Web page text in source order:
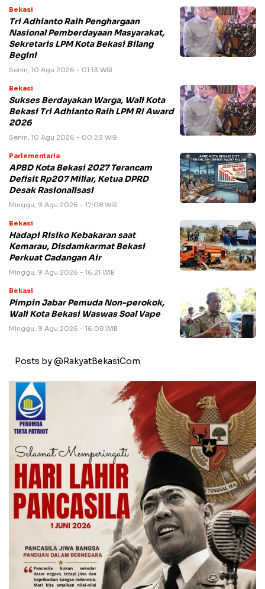
Bekasi
Tri Adhianto Raih Penghargaan
Nasional Pemberdayaan Masyarakat,
Sekretaris LPM Kota Bekasi Bilang
Begini
Senin, 10 Agu 2026 - 01:13 WIB
Bekasi
Sukses Berdayakan Warga, Wali Kota
Bekasi Tri Adhianto Raih LPM RI Award
2026
Senin, 10 Agu 2026 - 00:23 WIB
Parlementaria
APBD Kota Bekasi 2027 Terancam
Defisit Rp207 Miliar, Ketua DPRD
Desak Rasionalisasi
Minggu, 9 Agu 2026 - 17:08 WIB
Bekasi
Hadapi Risiko Kebakaran saat
Kemarau, Disdamkarmat Bekasi
Perkuat Cadangan Air
Minggu, 9 Agu 2026 - 16:21 WIB
Bekasi
Pimpin Jabar Pemuda Non-perokok,
Wali Kota Bekasi Waswas Soal Vape
Minggu, 9 Agu 2026 - 16:08 WIB
Posts by @RakyatBekasiCom